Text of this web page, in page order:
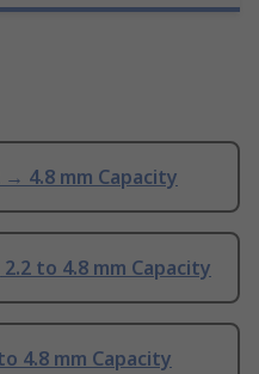
→ 4.8 mm Capacity
2.2 to 4.8 mm Capacity
4.8 mm Capacity